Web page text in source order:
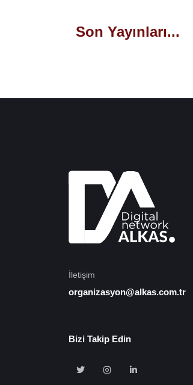
Son Yayınları...
İletişim
organizasyon@alkas.com.tr
Bizi Takip Edin